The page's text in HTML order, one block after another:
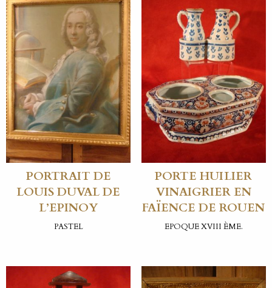
PORTRAIT DE
LOUIS DUVAL DE
L’EPINOY
PASTEL
PORTE HUILIER
VINAIGRIER EN
FAÏENCE DE ROUEN
EPOQUE XVIII ÈME.